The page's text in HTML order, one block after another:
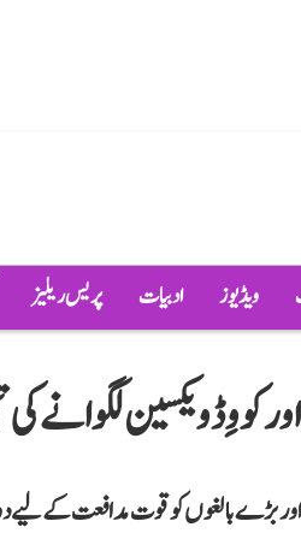
ویڈیوز ادبیات پریس ریلیز
کووِڈ ویکسین لگوانے کی
بالغوں کو قوت مدافعت کے لیے